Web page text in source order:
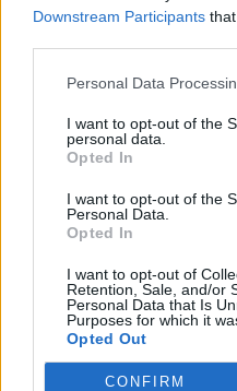
Downstream Participants
Personal Data
I want to opt-out of the
personal data.
Opted In
I want to opt-out of the
Personal Data.
Opted In
I want to opt-out of
Retention, Sale, and/or
Personal Data that Is
Purposes for which it
Opted Out
CONFIRM
Dire «merci» pour cette